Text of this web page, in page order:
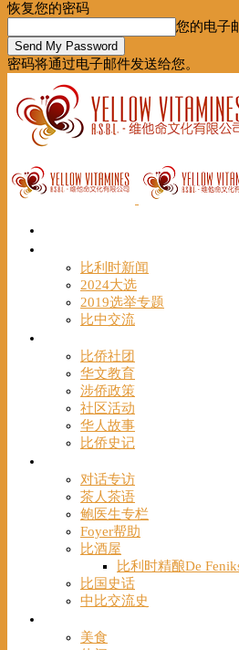
恢复您的密码
您的电子
密码将通过电子邮件发送给您。
比利时新闻
2024大选
2019选举专题
比中交流
比侨社团
华文教育
涉侨政策
社区活动
华人故事
比侨史记
对话专访
茶人茶语
鲍医生专栏
Foyer帮助
比酒屋
比利时精酿De
比国史话
中比交流史
美食